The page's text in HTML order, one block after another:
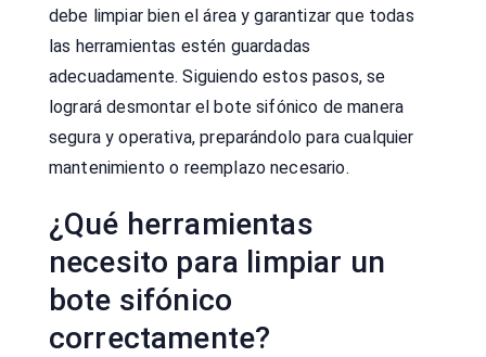
debe limpiar bien el área y garantizar que todas
las herramientas estén guardadas
adecuadamente. Siguiendo estos pasos, se
logrará desmontar el bote sifónico de manera
segura y operativa, preparándolo para cualquier
mantenimiento o reemplazo necesario.
¿Qué herramientas
necesito para limpiar un
bote sifónico
correctamente?